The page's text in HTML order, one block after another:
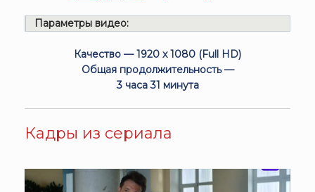
Параметры видео:
Качество — 1920 x 1080 (Full HD)
Общая продолжительность —
3 часа 31 минута
Кадры из сериала